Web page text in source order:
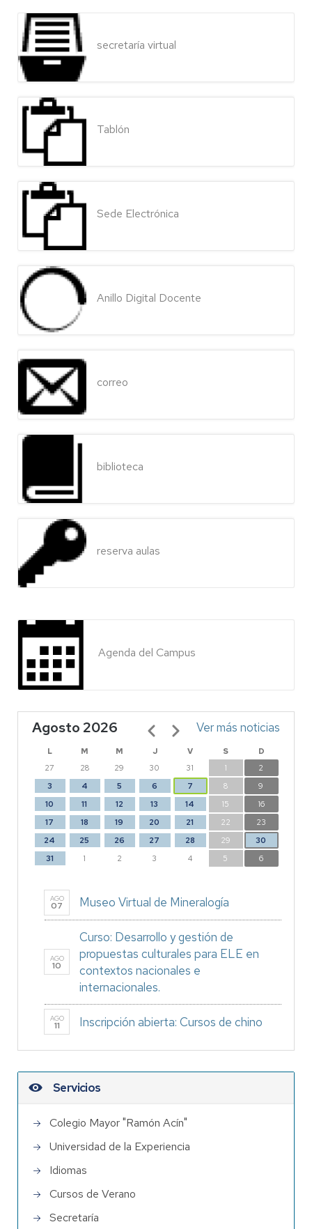
secretaría virtual
Tablón
Sede Electrónica
Anillo Digital Docente
correo
biblioteca
reserva aulas
Agenda del Campus
Agosto 2026
L M M J V S
D
27
28 29 30 31 1
2
3
4 5 6 7 8
9
10
11 12 13 14 15
16
17
18 19 20 21 22
23
24
25 26 27 28 29
30
31
1 2 3 4 5 6
Paginación Ver más noticias
AGO
07 Museo Virtual de Mineralogía
AGO
10
Curso: Desarrollo y gestión de
propuestas culturales para ELE en
contextos nacionales e
internacionales.
AGO
11 Inscripción abierta: Cursos de chino
Servicios
Colegio Mayor "Ramón Acín"
Universidad de la Experiencia
Idiomas
Cursos de Verano
Secretaría